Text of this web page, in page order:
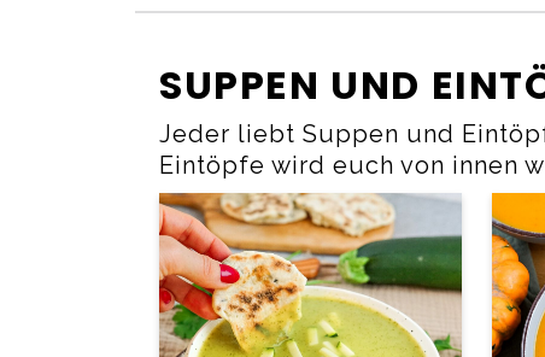
SUPPEN UND
Jeder liebt Suppen und
Eintöpfe wird euch von innen